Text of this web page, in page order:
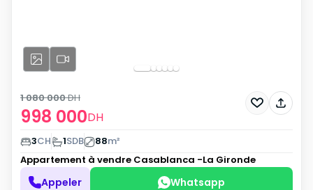
998 000DH
1 080 000DH
3CH 1SDB 88m²
Appartement à vendre Casablanca -La Gironde
Appeler Whatsapp